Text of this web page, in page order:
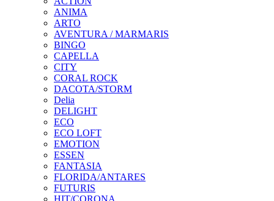
ANIMA
ARTO
AVENTURA / MARMARIS
BINGO
CAPELLA
CITY
CORAL ROCK
DACOTA/STORM
Delia
DELIGHT
ECO
ECO LOFT
EMOTION
ESSEN
FANTASIA
FLORIDA/ANTARES
FUTURIS